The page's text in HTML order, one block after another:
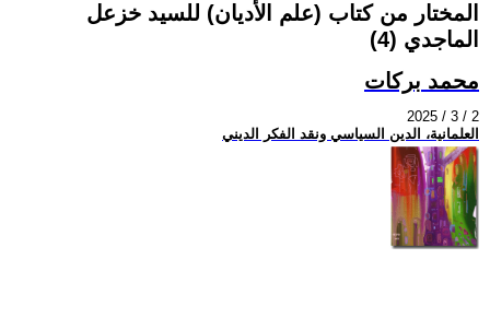
المختار من كتاب (علم الأديان) للسيد خزعل
الماجدي (4)
محمد بركات
2025 / 3 / 2
العلمانية، الدين السياسي ونقد الفكر الديني